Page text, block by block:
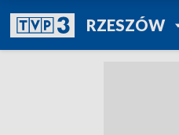
RZESZÓW
TVP